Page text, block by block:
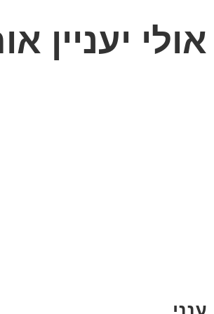
אולי יעניין